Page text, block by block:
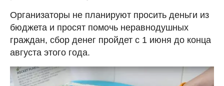
Организаторы не планируют просить деньги из
бюджета и просят помочь неравнодушных
граждан, сбор денег пройдет с 1 июня до конца
августа этого года.